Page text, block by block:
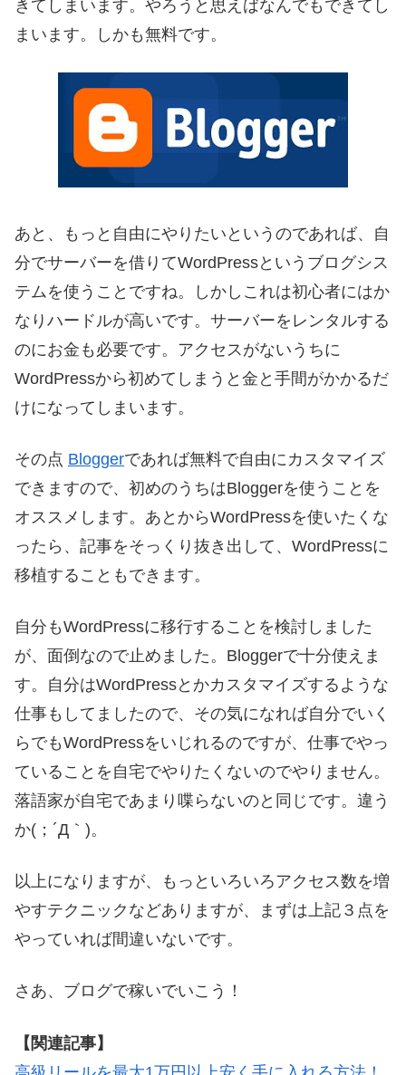
きてしまいます。やろうと思えばなんでもできてし
まいます。しかも無料です。
あと、もっと自由にやりたいというのであれば、自
分でサーバーを借りてWordPressというブログシス
テムを使うことですね。しかしこれは初心者にはか
なりハードルが高いです。サーバーをレンタルする
のにお金も必要です。アクセスがないうちに
WordPressから初めてしまうと金と手間がかかるだ
けになってしまいます。
その点 Bloggerであれば無料で自由にカスタマイズ
できますので、初めのうちはBloggerを使うことを
オススメします。あとからWordPressを使いたくな
ったら、記事をそっくり抜き出して、WordPressに
移植することもできます。
自分もWordPressに移行することを検討しました
が、面倒なので止めました。Bloggerで十分使えま
す。自分はWordPressとかカスタマイズするような
仕事もしてましたので、その気になれば自分でいく
らでもWordPressをいじれるのですが、仕事でやっ
ていることを自宅でやりたくないのでやりません。
落語家が自宅であまり喋らないのと同じです。違う
か(；´Д｀)。
以上になりますが、もっといろいろアクセス数を増
やすテクニックなどありますが、まずは上記３点を
やっていれば間違いないです。
さあ、ブログで稼いでいこう！
【関連記事】